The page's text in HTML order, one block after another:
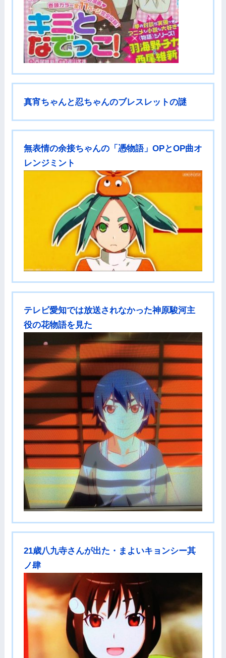
真宵ちゃんと忍ちゃんのブレスレットの謎
無表情の余接ちゃんの「憑物語」OPとOP曲オ
レンジミント
テレビ愛知では放送されなかった神原駿河主
役の花物語を見た
21歳八九寺さんが出た・まよいキョンシー其
ノ肆